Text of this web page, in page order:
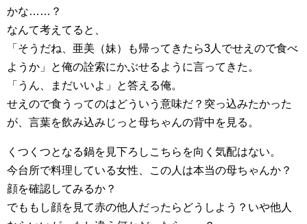
かな……？
なんて考えてると、
「そうだね、亜美（妹）も帰ってきたら3人でせえので食べ
ようか」と俺の詮索にかぶせるように言ってきた。
「うん、まだいいよ」と答える俺。
せえので食うってのはどういう意味だ？突っ込みたかった
が、言葉を飲み込みじっと母ちゃんの背中を見る。
くつくつとなる鍋を見下ろしこちらを向く気配はない。
今台所で料理している女性、この人は本当の母ちゃんか？
顔を確認してみるか？
でももし顔を見て赤の他人だったらどうしよう？いや他人